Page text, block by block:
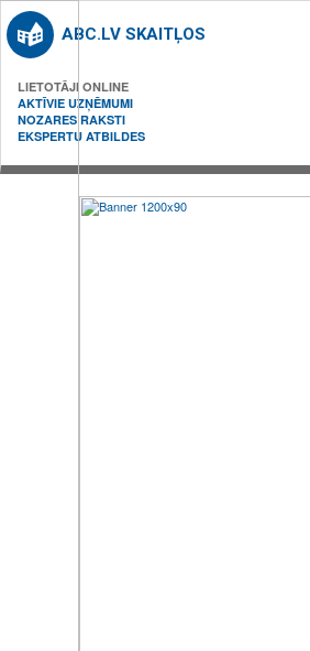
ABC.LV SKAITĻOS
LIETOTĀJI ONLINE
AKTĪVIE UZŅĒMUMI
NOZARES RAKSTI
EKSPERTU ATBILDES